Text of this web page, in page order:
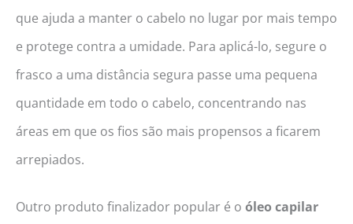
que ajuda a manter o cabelo no lugar por mais tempo
e protege contra a umidade. Para aplicá-lo, segure o
frasco a uma distância segura passe uma pequena
quantidade em todo o cabelo, concentrando nas
áreas em que os fios são mais propensos a ficarem
arrepiados.
Outro produto finalizador popular é o óleo capilar